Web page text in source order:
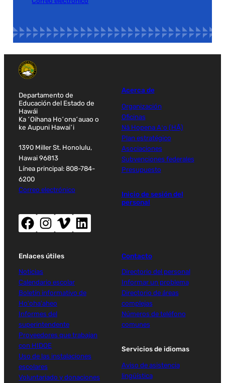
Departamento de
Educación del Estado de
Hawái
Ka ʻOihana Hoʻonaʻauao o
ke Aupuni Hawaiʻi
1390 Miller St. Honolulu,
Hawai 96813
Línea principal: 808-784-
6200
Correo electrónico
Facebook (abre nueva ventana)
Instagram (abre nueva ventana)
Vimeo (abre una nueva ventana)
LinkedIn (abre una nueva ventana)
Acerca de
Organización
Oficinas
Nā Hopena Aʻo (HĀ)
Plan estratégico
Asociaciones
Subvenciones federales
Presupuesto
Inicio de sesión del
personal
Enlaces útiles
Noticias
Calendario escolar
Boletín informativo de
Ho'oha'aheo
Informes del
superintendente
Proveedores que trabajan
con HIDOE
Uso de las instalaciones
escolares
Voluntariado y donaciones
Contacto
Directorio del personal
Informar un problema
Directorio de áreas
complejas
Números de teléfono
comunes
Servicios de idiomas
Aviso de asistencia
lingüística